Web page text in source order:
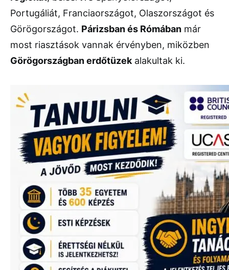
Portugáliát, Franciaországot, Olaszországot és
Görögországot. Párizsban és Rómában már
most riasztások vannak érvényben, miközben
Görögországban erdőtüzek alakultak ki.